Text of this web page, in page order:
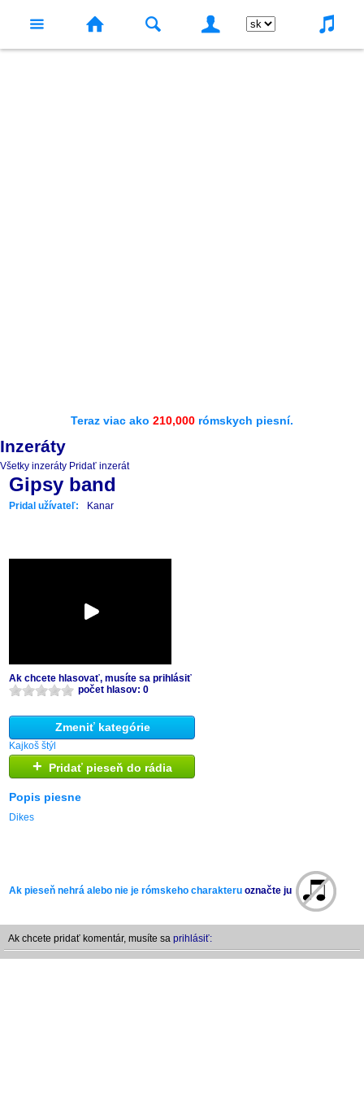
Teraz viac ako 210,000 rómskych piesní.
Inzeráty
Všetky inzeráty Pridať inzerát
Gipsy band
Pridal užívateľ: Kanar
Ak chcete hlasovať, musíte sa prihlásiť
počet hlasov: 0
Zmeniť kategórie
Kajkoš štýl
+ Pridať pieseň do rádia
Popis piesne
Dikes
Ak pieseň nehrá alebo nie je rómskeho charakteru označte ju
Ak chcete pridať komentár, musíte sa prihlásiť: